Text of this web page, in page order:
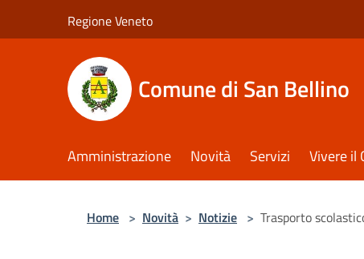
Regione Veneto
Comune di San Bellino
Amministrazione Novità Servizi Vivere il
Home > Novità > Notizie > Trasporto